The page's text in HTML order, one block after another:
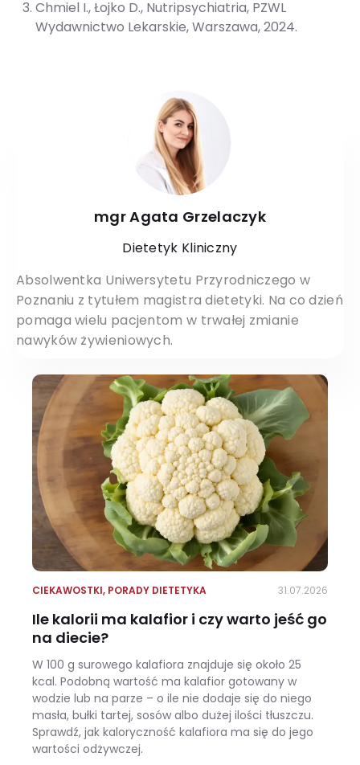
Chmiel I., Łojko D., Nutripsychiatria, PZWL
Wydawnictwo Lekarskie, Warszawa, 2024.
mgr Agata Grzelaczyk
Dietetyk Kliniczny
Absolwentka Uniwersytetu Przyrodniczego w
Poznaniu z tytułem magistra dietetyki. Na co dzień
pomaga wielu pacjentom w trwałej zmianie
nawyków żywieniowych.
CIEKAWOSTKI, PORADY DIETETYKA 31.07.2026
Ile kalorii ma kalafior i czy warto jeść go
na diecie?
W 100 g surowego kalafiora znajduje się około 25
kcal. Podobną wartość ma kalafior gotowany w
wodzie lub na parze – o ile nie dodaje się do niego
masła, bułki tartej, sosów albo dużej ilości tłuszczu.
Sprawdź, jak kaloryczność kalafiora ma się do jego
wartości odżywczej.